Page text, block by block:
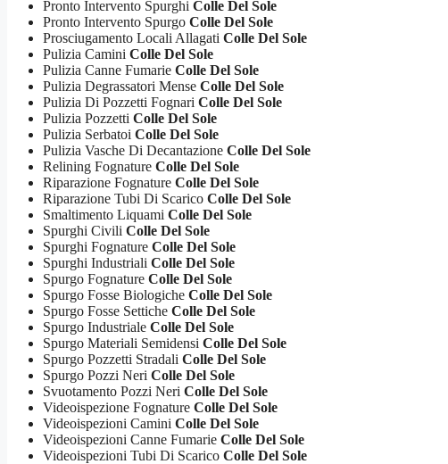
Pronto Intervento Spurghi Colle Del Sole
Pronto Intervento Spurgo Colle Del Sole
Prosciugamento Locali Allagati Colle Del Sole
Pulizia Camini Colle Del Sole
Pulizia Canne Fumarie Colle Del Sole
Pulizia Degrassatori Mense Colle Del Sole
Pulizia Di Pozzetti Fognari Colle Del Sole
Pulizia Pozzetti Colle Del Sole
Pulizia Serbatoi Colle Del Sole
Pulizia Vasche Di Decantazione Colle Del Sole
Relining Fognature Colle Del Sole
Riparazione Fognature Colle Del Sole
Riparazione Tubi Di Scarico Colle Del Sole
Smaltimento Liquami Colle Del Sole
Spurghi Civili Colle Del Sole
Spurghi Fognature Colle Del Sole
Spurghi Industriali Colle Del Sole
Spurgo Fognature Colle Del Sole
Spurgo Fosse Biologiche Colle Del Sole
Spurgo Fosse Settiche Colle Del Sole
Spurgo Industriale Colle Del Sole
Spurgo Materiali Semidensi Colle Del Sole
Spurgo Pozzetti Stradali Colle Del Sole
Spurgo Pozzi Neri Colle Del Sole
Svuotamento Pozzi Neri Colle Del Sole
Videoispezione Fognature Colle Del Sole
Videoispezioni Camini Colle Del Sole
Videoispezioni Canne Fumarie Colle Del Sole
Videoispezioni Tubi Di Scarico Colle Del Sole